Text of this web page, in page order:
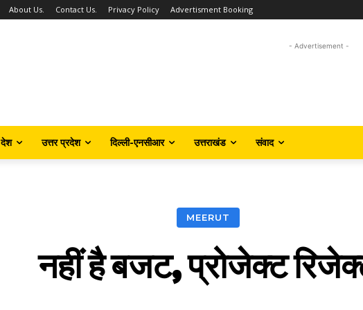
About Us. Contact Us. Privacy Policy Advertisment Booking
- Advertisement -
देश उत्तर प्रदेश दिल्ली-एनसीआर उत्तराखंड संवाद
MEERUT
नहीं है बजट, प्रोजेक्ट